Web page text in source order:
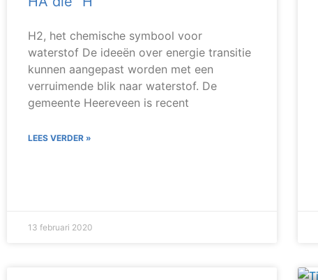
H2, het chemische symbool voor
waterstof De ideeën over energie transitie
kunnen aangepast worden met een
verruimende blik naar waterstof. De
gemeente Heereveen is recent
LEES VERDER »
13 februari 2020